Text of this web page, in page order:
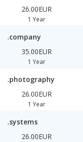
26.00EUR
1 Year
.company
35.00EUR
1 Year
.photography
26.00EUR
1 Year
.systems
26.00EUR